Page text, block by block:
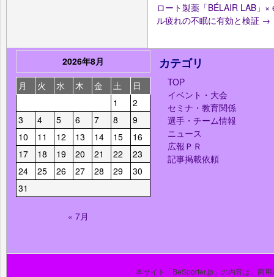
ロート製薬「BÉLAIR LAB」
ル疲れの不眠に有効と検証 →
2026年8月
月
火 水 木 金 土
日
1
2
3
4 5 6 7 8
9
10
11 12 13 14 15
16
17
18 19 20 21 22
23
24
25 26 27 28 29
30
31
« 7月
カテゴリ
TOP
イベント・大会
セミナ・教育関係
選手・チーム情報
ニュース
広報ＰＲ
記事掲載依頼
本サイト「BeSporter.jp」の内容は、商